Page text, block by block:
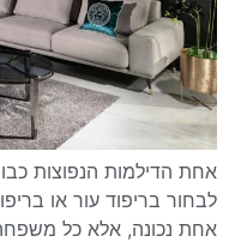
אחת הדילמות הנפוצות
לבחור בריפוד עור או
אחת נכונה, אלא כל